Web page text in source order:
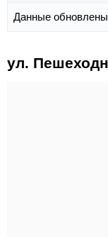
Данные
ул.